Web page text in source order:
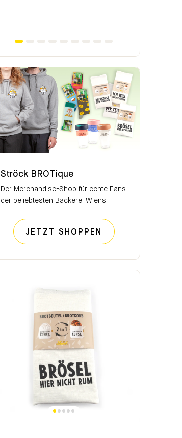
Ströck BROTique
Der Merchandise-Shop für echte Fans
der beliebtesten Bäckerei Wiens.
JETZT SHOPPEN STRÖCK